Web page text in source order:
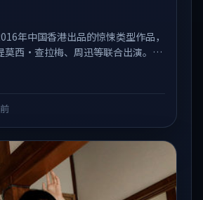
年中国香港出品的惊悚类型作品，
莫西·查拉梅、周迅等联合出演。剧
奏推进中展开，兼具叙事张力与视听
在线观看、热播国产剧与院线佳片